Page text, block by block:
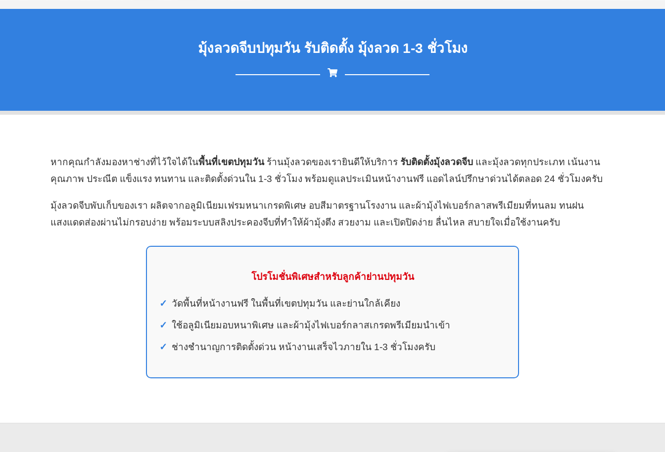
มุ้งลวดจีบปทุมวัน รับติดตั้ง มุ้งลวด 1-3 ชั่วโมง
หากคุณกำลังมองหาช่างที่ไว้ใจได้ในพื้นที่เขตปทุมวันร้านมุ้งลวดของเรายินดีให้บริการ รับติดตั้งมุ้งลวดจีบ และมุ้งลวดทุกประเภท เน้นงาน
คุณภาพ ประณีต แข็งแรง ทนทาน และติดตั้งด่วนใน 1-3 ชั่วโมง พร้อมดูแลประเมินหน้างานฟรี แอดไลน์ปรึกษาด่วนได้ตลอด 24 ชั่วโมงครับ
มุ้งลวดจีบพับเก็บของเรา ผลิตจากอลูมิเนียมเฟรมหนาเกรดพิเศษ อบสีมาตรฐานโรงงาน และผ้ามุ้งไฟเบอร์กลาสพรีเมียมที่ทนลม ทนฝน
แสงแดดส่องผ่านไม่กรอบง่าย พร้อมระบบสลิงประคองจีบที่ทำให้ผ้ามุ้งตึง สวยงาม และเปิดปิดง่าย ลื่นไหล สบายใจเมื่อใช้งานครับ
โปรโมชั่นพิเศษสำหรับลูกค้าย่านปทุมวัน
วัดพื้นที่หน้างานฟรี ในพื้นที่เขตปทุมวัน และย่านใกล้เคียง
ใช้อลูมิเนียมอบหนาพิเศษ และผ้ามุ้งไฟเบอร์กลาสเกรดพรีเมียมนำเข้า
ช่างชำนาญการติดตั้งด่วน หน้างานเสร็จไวภายใน 1-3 ชั่วโมงครับ